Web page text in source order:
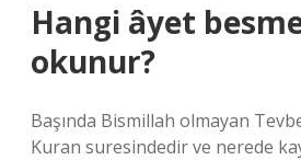
Hangi âyet
okunur?
Başında Bismillah olmayan
Kuran suresindedir ve nerede